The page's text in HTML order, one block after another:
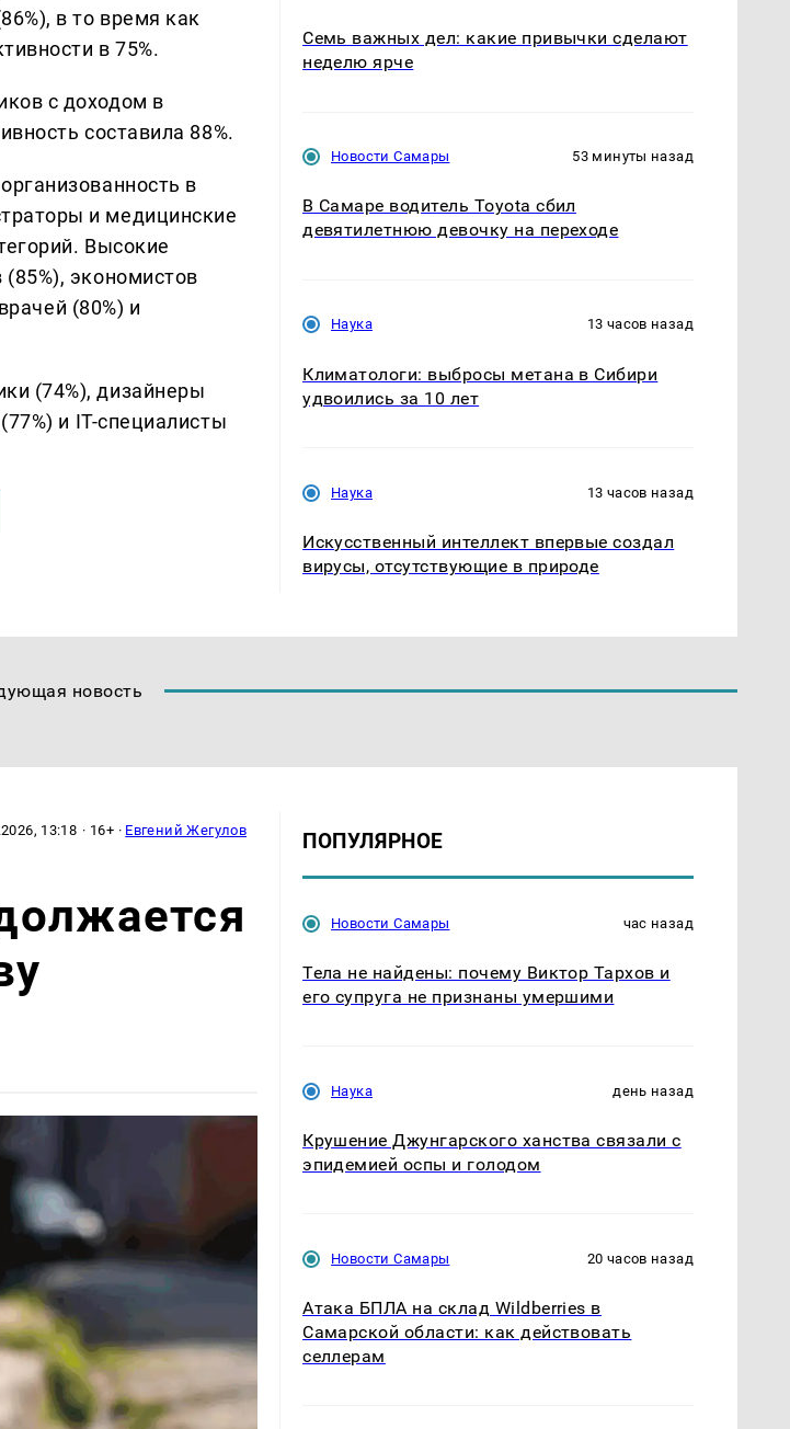
в то время как
в 75%.
с доходом в
составила 88%.
в
и медицинские
Высокие
экономистов
(80%) и
(74%), дизайнеры
и IT-специалисты
Семь важных дел: какие привычки сделают
неделю ярче
Новости Самары 53 минуты назад
В Самаре водитель Toyota сбил
девятилетнюю девочку на переходе
Наука 13 часов назад
Климатологи: выбросы метана в Сибири
удвоились за 10 лет
Наука 13 часов назад
Искусственный интеллект впервые создал
вирусы, отсутствующие в природе
новость
13:18 · 16+ · Евгений Жегулов ПОПУЛЯРНОЕ
Новости Самары час назад
Тела не найдены: почему Виктор Тархов и
его супруга не признаны умершими
Наука день назад
Крушение Джунгарского ханства связали с
эпидемией оспы и голодом
Новости Самары 20 часов назад
Атака БПЛА на склад Wildberries в
Самарской области: как действовать
селлерам